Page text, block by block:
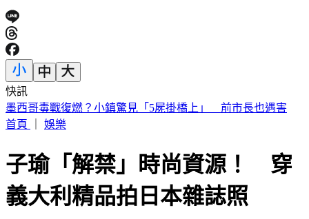
快訊
2026購車風向球 : 看購車趨勢分析，還有好禮天天抽
首頁
娛樂
子瑜「解禁」時尚資源！ 穿
義大利精品拍日本雜誌照